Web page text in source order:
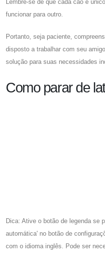
Lembre-se de que cada cão é
funcionar para outro.
Portanto, seja paciente,
disposto a trabalhar com seu
solução para suas necessidades
Como parar de
Dica: Ative o botão de legenda se
automática' no botão de
com o idioma inglês. Pode ser